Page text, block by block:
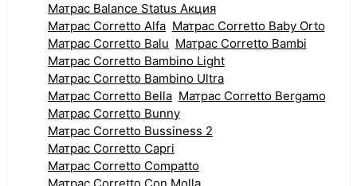
Матрас Balance Status Акция
Матрас Corretto Alfa Матрас Corretto Baby Orto
Матрас Corretto Balu Матрас Corretto Bambi
Матрас Corretto Bambino Light
Матрас Corretto Bambino Ultra
Матрас Corretto Bella Матрас Corretto Bergamo
Матрас Corretto Bunny
Матрас Corretto Bussiness 2
Матрас Corretto Capri
Матрас Corretto Compatto